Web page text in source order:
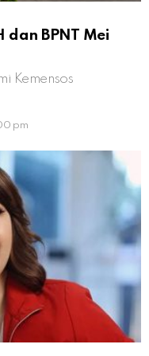
dan BPNT Mei
Kemensos
pm